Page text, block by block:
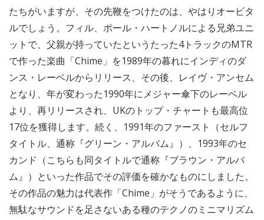
たちがいますが、その先鞭をつけたのは、やはりオービタ
ルでしょう。フィル、ポール・ハートノルによる兄弟ユニ
ットで、父親が持っていたというたった4トラックのMTR
で作った楽曲「Chime」を1989年の暮れにインディのダ
ンス・レーベルからリリース、その後、レイヴ・アンセム
となり、年が変わった1990年にメジャー傘下のレーベル
より、再リリースされ、UKのトップ・チャートも最高位
17位を獲得します。続く、1991年のファースト（セルフ
タイトル、通称『グリーン・アルバム』）、1993年のセ
カンド（こちらも同タイトルで通称『ブラウン・アルバ
ム』）といった作品でその評価を確かなものにしました。
その作品の魅力は代表作「Chime」がそうであるように、
無駄なサウンドを足さないある種のテクノのミニマリズム